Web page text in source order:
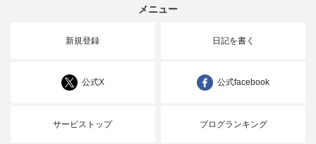
メニュー
新規登録 日記を書く
公式X 公式facebook
サービストップ ブログランキング